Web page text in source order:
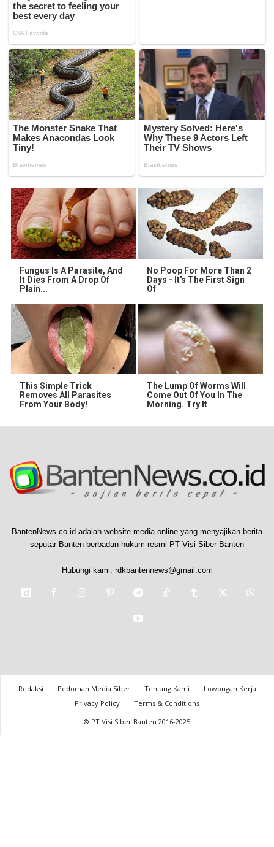
Fungus Is A Parasite, And
It Dies From A Drop Of
Plain...
No Poop For More Than 2
Days - It's The First Sign
Of
This Simple Trick
Removes All Parasites
From Your Body!
The Lump Of Worms Will
Come Out Of You In The
Morning. Try It
BantenNews.co.id adalah website media online yang menyajikan berita
seputar Banten berbadan hukum resmi PT Visi Siber Banten
Hubungi kami: rdkbantennews@gmail.com
Redaksi Pedoman Media Siber Tentang Kami
Lowongan Kerja
Privacy Policy
Terms & Conditions
© PT Visi Siber Banten 2016-2025